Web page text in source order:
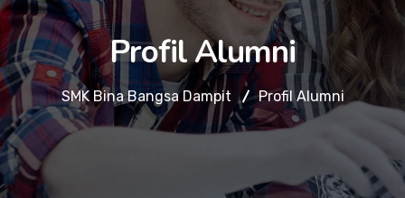
Profil Alumni
SMK Bina Bangsa Dampit Profil Alumni